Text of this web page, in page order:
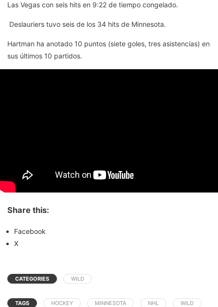
Las Vegas con seis hits en 9:22 de tiempo congelado.
Deslauriers tuvo seis de los 34 hits de Minnesota.
Hartman ha anotado 10 puntos (siete goles, tres asistencias) en
sus últimos 10 partidos.
Share this:
Facebook
X
CATEGORIES WILD
TAGS HOCKEY MINNESOTA NHL WILD